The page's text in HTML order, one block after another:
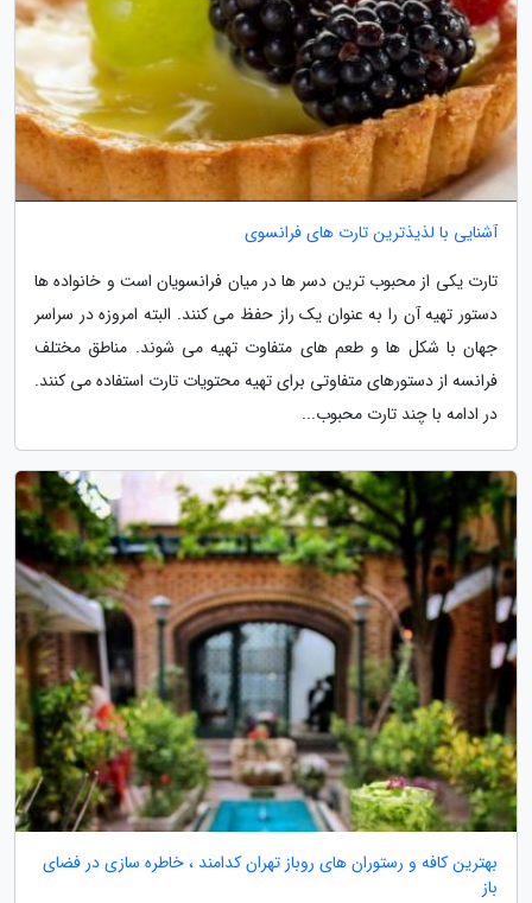
آشنایی با لذیذترین تارت های فرانسوی
تارت یکی از محبوب ترین دسر ها در میان فرانسویان است و خانواده ها
دستور تهیه آن را به عنوان یک راز حفظ می کنند. البته امروزه در سراسر
جهان با شکل ها و طعم های متفاوت تهیه می شوند. مناطق مختلف
فرانسه از دستورهای متفاوتی برای تهیه محتویات تارت استفاده می کنند.
در ادامه با چند تارت محبوب...
بهترین کافه و رستوران های روباز تهران کدامند ، خاطره سازی در فضای
باز